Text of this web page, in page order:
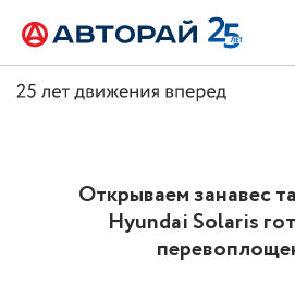
Открываем занавес
Hyundai Solaris